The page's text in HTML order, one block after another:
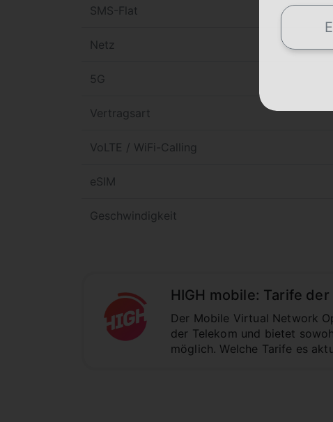
SMS-Flat
Netz
5G
Vertragsart
VoLTE / WiFi-Calling
eSIM
Geschwindigkeit
HIGH mobile: Tarife
Der Mobile Virtual Network
der Telekom und bietet
möglich. Welche Tarife es